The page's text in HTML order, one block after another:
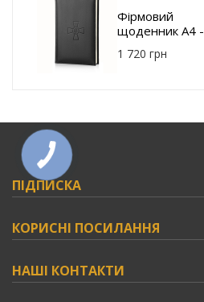
Фірмовий
щоденник A4 -
ZSU
1 720 грн
ПІДПИСКА
КОРИСНІ ПОСИЛАННЯ
НАШІ КОНТАКТИ